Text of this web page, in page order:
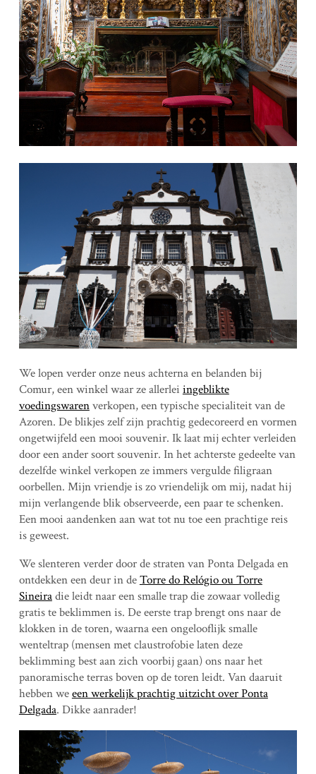
We lopen verder onze neus achterna en belanden bij
Comur, een winkel waar ze allerlei ingeblikte
voedingswarenverkopen, een typische specialiteit van de
Azoren. De blikjes zelf zijn prachtig gedecoreerd en vormen
ongetwijfeld een mooi souvenir. Ik laat mij echter verleiden
door een ander soort souvenir. In het achterste gedeelte van
dezelfde winkel verkopen ze immers vergulde filigraan
oorbellen. Mijn vriendje is zo vriendelijk om mij, nadat hij
mijn verlangende blik observeerde, een paar te schenken.
Een mooi aandenken aan wat tot nu toe een prachtige reis
is geweest.
We slenteren verder door de straten van Ponta Delgada en
ontdekken een deur in deTorre do Relógio ou Torre
Sineiradie leidt naar een smalle trap die zowaar volledig
gratis te beklimmen is. De eerste trap brengt ons naar de
klokken in de toren, waarna een ongelooflijk smalle
wenteltrap (mensen met claustrofobie laten deze
beklimming best aan zich voorbij gaan) ons naar het
panoramische terras boven op de toren leidt. Van daaruit
hebben weeen werkelijk prachtig uitzicht over Ponta
Delgada. Dikke aanrader!